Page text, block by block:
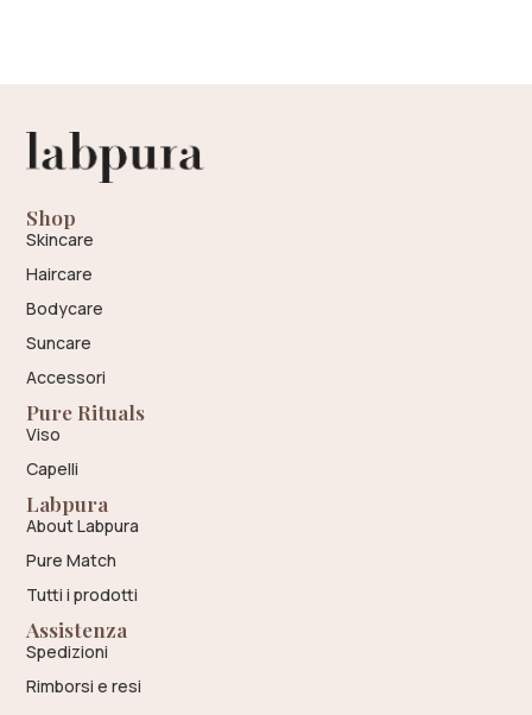
Shop
Skincare
Haircare
Bodycare
Suncare
Accessori
Pure Rituals
Viso
Capelli
Labpura
About Labpura
Pure Match
Tutti i prodotti
Assistenza
Spedizioni
Rimborsi e resi